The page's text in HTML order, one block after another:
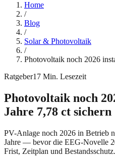
Home
/
Blog
/
Solar & Photovoltaik
/
Photovoltaik noch 2026
Ratgeber17 Min. Lesezeit
Photovoltaik noch
Jahre 7,78 ct sichern
PV-Anlage noch 2026 in Betrieb
Jahre — bevor die EEG-Novelle
Frist, Zeitplan und Bestandsschutz.